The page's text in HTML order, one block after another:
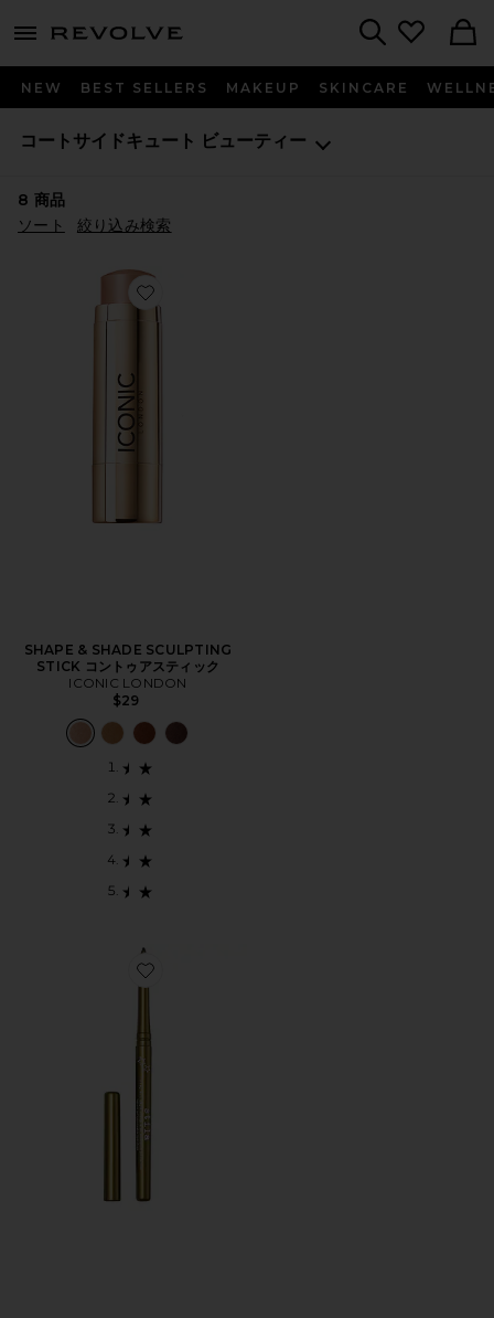
menu - shows more content
NEW BEST SELLERS MAKEUP SKINCARE
コートサイドキュート ビューティー
8 商品
ソート
絞り込み検索
Favorite SHAPE & SHADE SCULPTING STICK コントゥ
SHAPE & SHADE SCULPTING
STICK コントゥアスティック
ICONIC LONDON
$29
Favorite STAY ALL DAY SMUDGE & SET